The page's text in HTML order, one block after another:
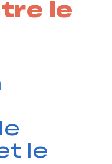
le
le